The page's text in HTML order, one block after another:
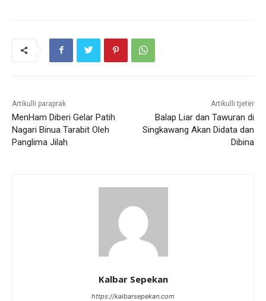
Artikulli paraprak
MenHam Diberi Gelar Patih
Nagari Binua Tarabit Oleh
Panglima Jilah
Artikulli tjetër
Balap Liar dan Tawuran di
Singkawang Akan Didata dan
Dibina
Kalbar Sepekan
https://kalbarsepekan.com